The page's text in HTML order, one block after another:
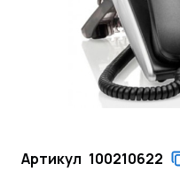
Артикул 100210622